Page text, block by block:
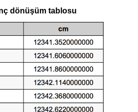
dönüşüm tablosu